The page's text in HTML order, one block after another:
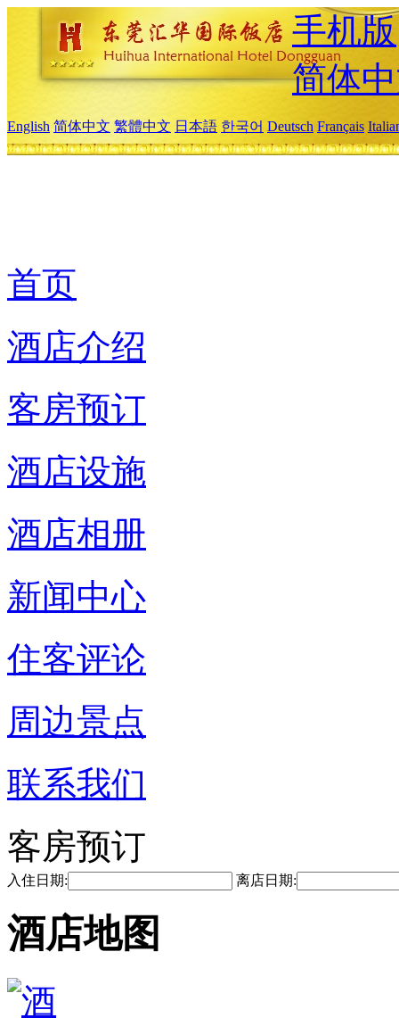
手机版
简体
English 简体中文 繁體中文 日本語 한국어 Deutsch Français
首页
酒店介绍
客房预订
酒店设施
酒店相册
新闻中心
住客评论
周边景点
联系我们
客房预订
入住日期: 离店日期:
酒店地图